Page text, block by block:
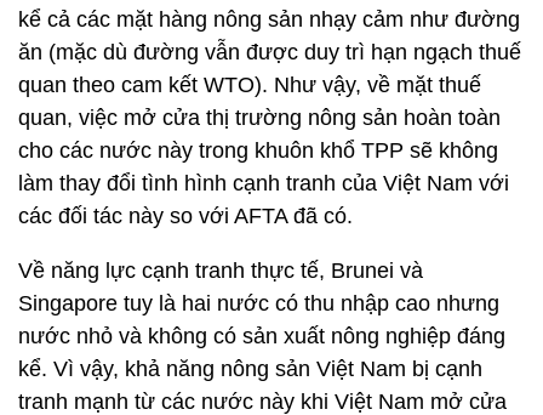
kể cả các mặt hàng nông sản nhạy cảm như đường
ăn (mặc dù đường vẫn được duy trì hạn ngạch thuế
quan theo cam kết WTO). Như vậy, về mặt thuế
quan, việc mở cửa thị trường nông sản hoàn toàn
cho các nước này trong khuôn khổ TPP sẽ không
làm thay đổi tình hình cạnh tranh của Việt Nam với
các đối tác này so với AFTA đã có.
Về năng lực cạnh tranh thực tế, Brunei và
Singapore tuy là hai nước có thu nhập cao nhưng
nước nhỏ và không có sản xuất nông nghiệp đáng
kể. Vì vậy, khả năng nông sản Việt Nam bị cạnh
tranh mạnh từ các nước này khi Việt Nam mở cửa